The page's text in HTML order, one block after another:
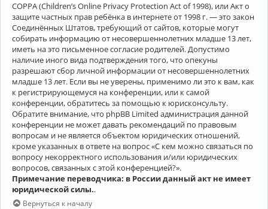
COPPA (Children’s Online Privacy Protection Act of 1998), или Акт о
защите частных прав ребёнка в интернете от 1998 г. — это закон
Соединённых Штатов, требующий от сайтов, которые могут
собирать информацию от несовершеннолетних младше 13 лет,
иметь на это письменное согласие родителей. Допустимо
наличие иного вида подтверждения того, что опекуны
разрешают сбор личной информации от несовершеннолетних
младше 13 лет. Если вы не уверены, применимо ли это к вам, как
к регистрирующемуся на конференции, или к самой
конференции, обратитесь за помощью к юрисконсульту.
Обратите внимание, что phpBB Limited администрация данной
конференции не может давать рекомендаций по правовым
вопросам и не является объектом юридических отношений,
кроме указанных в ответе на вопрос «С кем можно связаться по
вопросу некорректного использования и/или юридических
вопросов, связанных с этой конференцией?».
Примечание переводчика: в России данный акт не имеет
юридической силы..
Вернуться к началу